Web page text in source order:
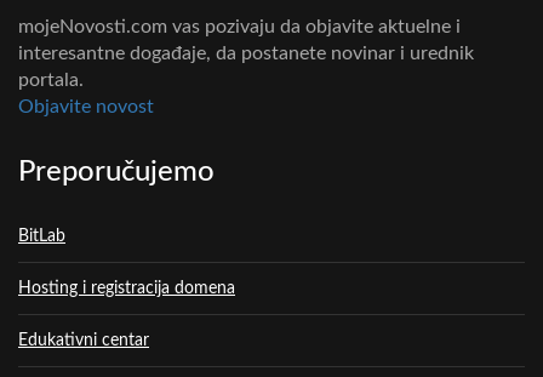
mojeNovosti.com vas pozivaju da objavite aktuelne i
interesantne događaje, da postanete novinar i urednik
portala.
Objavite novost
Preporučujemo
BitLab
Hosting i registracija domena
Edukativni centar